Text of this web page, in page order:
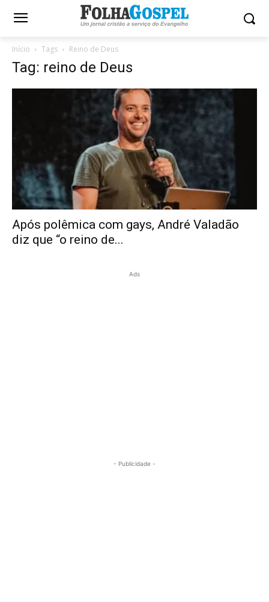
Início Tags Reino de Deus
Tag: reino de Deus
Após polêmica com gays, André Valadão
diz que “o reino de...
Ads
- Publicidade -